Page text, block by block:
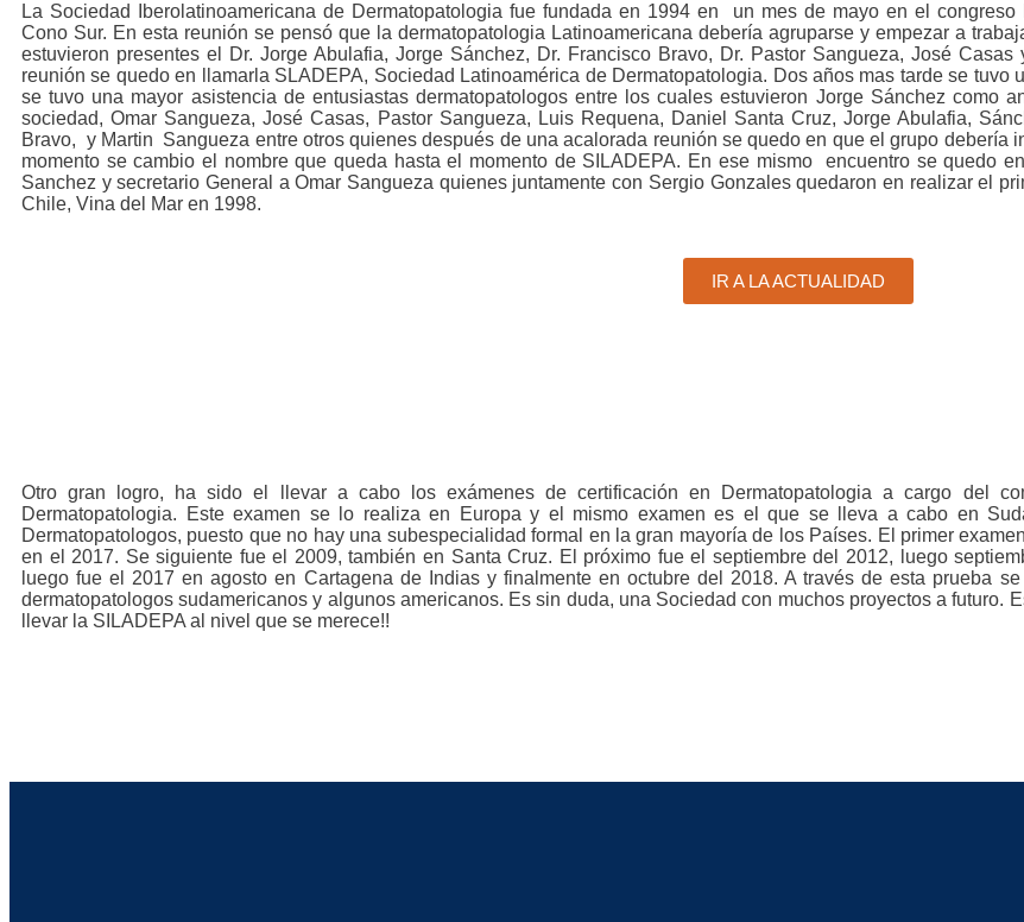
La Sociedad Iberolatinoamericana de Dermatopatologia fue fundada en 1994 en un mes de mayo en el congreso
Cono Sur. En esta reunión se pensó que la dermatopatologia Latinoamericana debería agruparse y empezar a
estuvieron presentes el Dr. Jorge Abulafia, Jorge Sánchez, Dr. Francisco Bravo, Dr. Pastor Sangueza, José
reunión se quedo en llamarla SLADEPA, Sociedad Latinoamérica de Dermatopatologia. Dos años mas tarde se tuvo
se tuvo una mayor asistencia de entusiastas dermatopatologos entre los cuales estuvieron Jorge Sánchez como
sociedad, Omar Sangueza, José Casas, Pastor Sangueza, Luis Requena, Daniel Santa Cruz, Jorge Abulafia,
Bravo, y Martin Sangueza entre otros quienes después de una acalorada reunión se quedo en que el grupo debería
momento se cambio el nombre que queda hasta el momento de SILADEPA. En ese mismo encuentro se quedo
Sanchez y secretario General a Omar Sangueza quienes juntamente con Sergio Gonzales quedaron en realizar el
Chile, Vina del Mar en 1998.
IR A LA ACTUALIDAD
Otro gran logro, ha sido el llevar a cabo los exámenes de certificación en Dermatopatologia a cargo del
Dermatopatologia. Este examen se lo realiza en Europa y el mismo examen es el que se lleva a cabo en
Dermatopatologos, puesto que no hay una subespecialidad formal en la gran mayoría de los Países. El primer
en el 2017. Se siguiente fue el 2009, también en Santa Cruz. El próximo fue el septiembre del 2012, luego
luego fue el 2017 en agosto en Cartagena de Indias y finalmente en octubre del 2018. A través de esta prueba
dermatopatologos sudamericanos y algunos americanos. Es sin duda, una Sociedad con muchos proyectos a futuro.
llevar la SILADEPA al nivel que se merece!!